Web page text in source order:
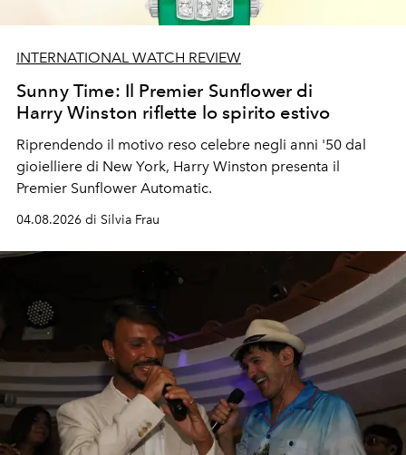
INTERNATIONAL WATCH REVIEW
Sunny Time: Il Premier Sunflower di
Harry Winston riflette lo spirito estivo
Riprendendo il motivo reso celebre negli anni '50 dal
gioielliere di New York, Harry Winston presenta il
Premier Sunflower Automatic.
04.08.2026 di Silvia Frau